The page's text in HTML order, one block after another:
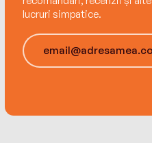
lucruri simpatice.